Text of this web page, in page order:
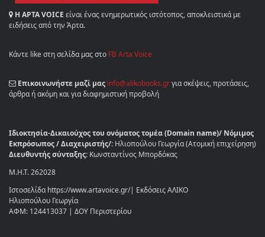
Η ΑΡΤΑ VOICE είναι ένας ενημερωτικός ιστότοπος, αποκλειστικά με
ειδήσεις από την Άρτα.
Κάντε like στη σελίδα μας στο FB Arta Voice
Επικοινωνήστε μαζί μας info@alikobooks.grγια σκέψεις, προτάσεις,
άρθρα ή ακόμη και για διαφημιστική προβολή
Ιδιοκτησία-Δικαιούχος του ονόματος τομέα (Domain name)/ Νόμιμος
Εκπρόσωπος / Διαχειριστής/: Ηλιοπούλου Γεωργία (Ατομική επιχείρηση)
Διευθυντής σύνταξης: Κωνσταντίνος Μπορδόκας
Μ.Η.Τ. 262028
Ιστοσελίδα https://www.artavoice.gr/| Εκδόσεις ΑΛΙΚΟ
Ηλιοπούλου Γεωργία
ΑΦΜ: 124413037 | ΔΟΥ Περιστερίου